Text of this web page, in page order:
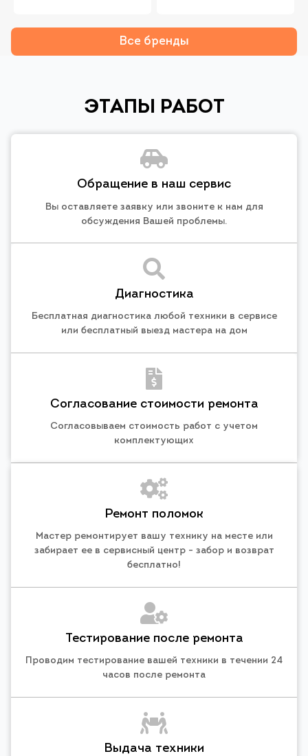
Все бренды
ЭТАПЫ РАБОТ
Обращение в наш сервис
Вы оставляете заявку или звоните к нам для
обсуждения Вашей проблемы.
Диагностика
Бесплатная диагностика любой техники в сервисе
или бесплатный выезд мастера на дом
Согласование стоимости ремонта
Согласовываем стоимость работ с учетом
комплектующих
Ремонт поломок
Мастер ремонтирует вашу технику на месте или
забирает ее в сервисный центр - забор и возврат
бесплатно!
Тестирование после ремонта
Проводим тестирование вашей техники в течении 24
часов после ремонта
Выдача техники